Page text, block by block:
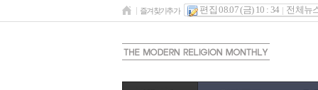
즐겨찾기추가 편집 08.07 (금) 10 : 34 전체뉴